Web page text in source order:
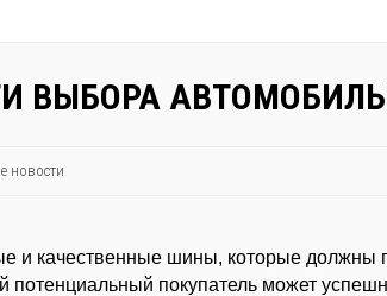
ВЫБОРА
новости
и качественные шины, которые должны
потенциальный покупатель может